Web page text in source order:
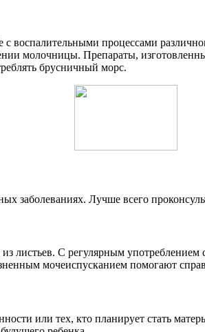
процессами
молочницы. Препараты,
брусничный морс.
заболеваниях. Лучше всего
С регулярным употреблением
мочеиспусканием помогают
или тех, кто планирует стать